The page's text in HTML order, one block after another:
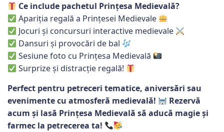
Ce include pachetul Prințesa Medievală?
Apariția regală a Prințesei Medievale
Jocuri și concursuri interactive medievale
Dansuri și provocări de bal
Sesiune foto cu Prințesa Medievală
Surprize și distracție regală!
Perfect pentru petreceri tematice, aniversări sau
evenimente cu atmosferă medievală!
Rezervă
acum și lasă Prințesa Medievală să aducă magie și
farmec la petrecerea ta!